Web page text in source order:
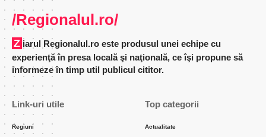
/Regionalul.ro/
Ziarul Regionalul.ro este produsul unei echipe cu
experienţă în presa locală şi naţională, ce îşi propune să
informeze în timp util publicul cititor.
Link-uri utile
Regiuni
Top categorii
Actualitate